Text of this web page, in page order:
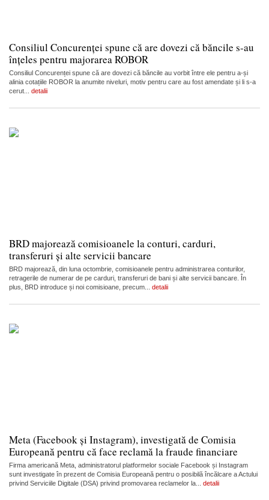
Consiliul Concurenței spune că are dovezi că băncile s-au
înțeles pentru majorarea ROBOR
Consiliul Concurenței spune că are dovezi că băncile au vorbit între ele pentru a-și
alinia cotațiile ROBOR la anumite niveluri, motiv pentru care au fost amendate și li s-a
cerut... detalii
BRD majorează comisioanele la conturi, carduri,
transferuri și alte servicii bancare
BRD majorează, din luna octombrie, comisioanele pentru administrarea conturilor,
retragerile de numerar de pe carduri, transferuri de bani și alte servicii bancare. În
plus, BRD introduce și noi comisioane, precum... detalii
Meta (Facebook și Instagram), investigată de Comisia
Europeană pentru că face reclamă la fraude financiare
Firma americană Meta, administratorul platformelor sociale Facebook și Instagram
sunt investigate în prezent de Comisia Europeană pentru o posibilă încălcare a Actului
privind Serviciile Digitale (DSA) privind promovarea reclamelor la... detalii